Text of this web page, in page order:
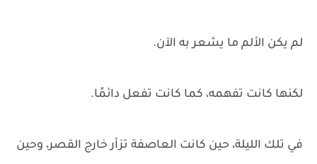
لم يكن الألم ما يشعر به الآن.
لكنها كانت تفهمه، كما كانت تفعل دائمًا.
في تلك الليلة، حين كانت العاصفة تزأر خارج القصر، وحين